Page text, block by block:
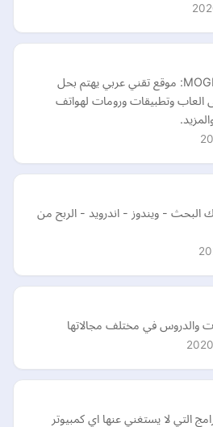
موقع موجر درويد MOGRDROID: موقع تقني عربي يهتم بحل
العاب وتطبيقات ورومات لهواتف
- ويندوز - اندرويد - الربح من
والدروس في مختلف مجالاتها
التي لا يستغني عنها اي كمبيوتر